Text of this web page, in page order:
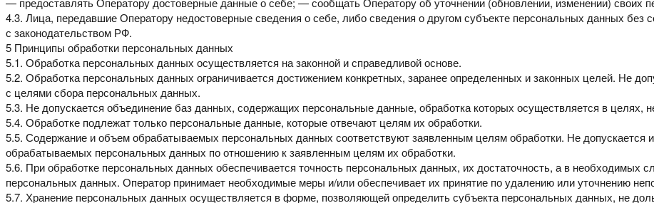
4.3. Лица, передавшие Оператору недостоверные сведения о себе, либосведения о другом субъекте персональных данных без
с законодательством РФ.
5 Принципы обработки персональных данных
5.1. Обработка персональных данных осуществляется на законной и справедливой основе.
5.2. Обработка персональных данных ограничивается достижением конкретных, заранее определенных и законных целей. Не
с целями сбора персональных данных.
5.3. Не допускается объединение баз данных, содержащих персональные данные, обработка которых осуществляется в целях,
5.4. Обработке подлежат только персональные данные, которые отвечают целям их обработки.
5.5. Содержание и объем обрабатываемых персональных данных соответствуют заявленным целям обработки. Не допускается
обрабатываемых персональных данных по отношению к заявленным целям их обработки.
5.6. При обработке персональных данных обеспечивается точность персональных данных, их достаточность, а в необходимых
персональных данных. Оператор принимает необходимые меры и/или обеспечивает их принятие по удалению или уточнению
5.7. Хранение персональных данных осуществляется в форме, позволяющей определить субъекта персональных данных, не